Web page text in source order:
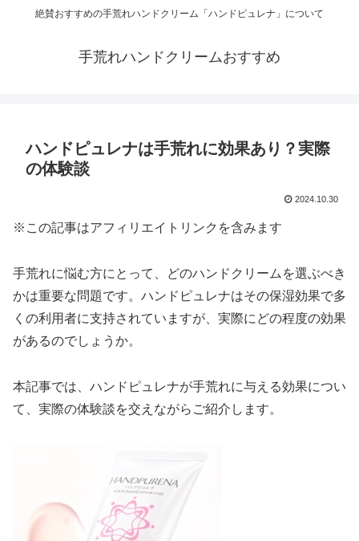
絶賛おすすめの手荒れハンドクリーム「ハンドピュレナ」について
手荒れハンドクリームおすすめ
ハンドピュレナは手荒れに効果あり？実際
の体験談
2024.10.30
※この記事はアフィリエイトリンクを含みます
手荒れに悩む方にとって、どのハンドクリームを選ぶべき
かは重要な問題です。ハンドピュレナはその保湿効果で多
くの利用者に支持されていますが、実際にどの程度の効果
があるのでしょうか。
本記事では、ハンドピュレナが手荒れに与える効果につい
て、実際の体験談を交えながらご紹介します。